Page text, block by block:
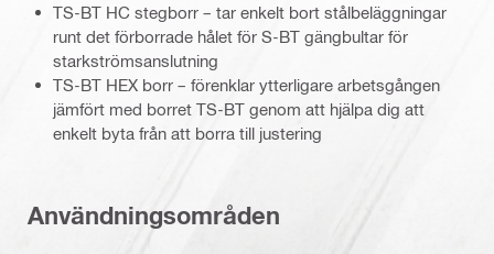
TS-BT HC stegborr – tar enkelt bort stålbeläggningar
runt det förborrade hålet för S-BT gängbultar för
starkströmsanslutning
TS-BT HEX borr – förenklar ytterligare arbetsgången
jämfört med borret TS-BT genom att hjälpa dig att
enkelt byta från att borra till justering
Användningsområden